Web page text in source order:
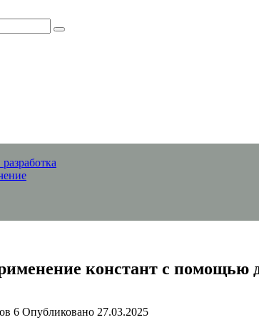
констант с помощью
6 Опубликовано 27.03.2025